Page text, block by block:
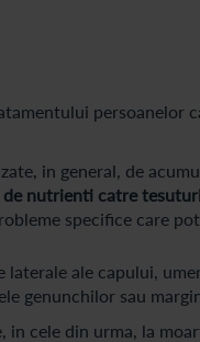
persoanelor
in general, de
nutrienti catre
specifice care
ale capului,
genunchilor sau
cele din urma, la